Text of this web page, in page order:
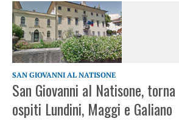
SAN GIOVANNI AL NATISONE
San Giovanni al Natisone,
ospiti Lundini, Maggi e Galiano